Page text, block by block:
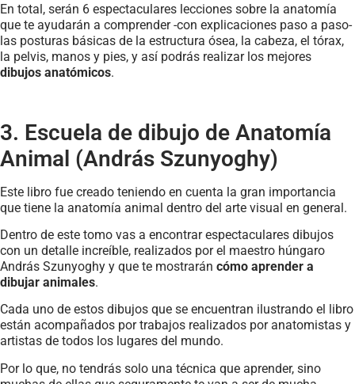
En total, serán 6 espectaculares lecciones sobre la anatomía
que te ayudarán a comprender -con explicaciones paso a paso-
las posturas básicas de la estructura ósea, la cabeza, el tórax,
la pelvis, manos y pies, y así podrás realizar los mejores
dibujos anatómicos.
3. Escuela de dibujo de Anatomía
Animal (András Szunyoghy)
Este libro fue creado teniendo en cuenta la gran importancia
que tiene la anatomía animal dentro del arte visual en general.
Dentro de este tomo vas a encontrar espectaculares dibujos
con un detalle increíble, realizados por el maestro húngaro
András Szunyoghy y que te mostrarán cómo aprender a
dibujar animales.
Cada uno de estos dibujos que se encuentran ilustrando el libro
están acompañados por trabajos realizados por anatomistas y
artistas de todos los lugares del mundo.
Por lo que, no tendrás solo una técnica que aprender, sino